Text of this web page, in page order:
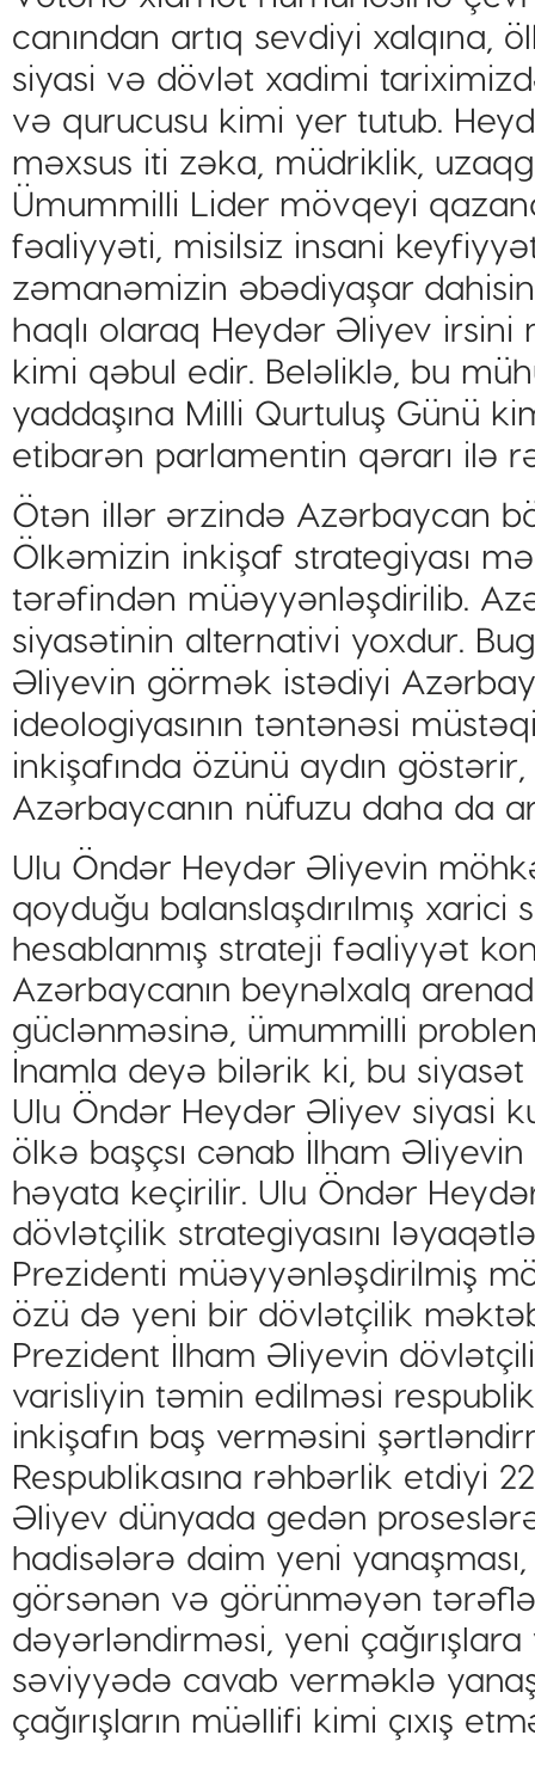
canından artıq sevdiyi xalqına,
siyasi və dövlət xadimi
və qurucusu kimi yer tutub.
məxsus iti zəka, müdriklik,
Ümummilli Lider mövqeyi
fəaliyyəti, misilsiz insani
zəmanəmizin əbədiyaşar
haqlı olaraq Heydər Əliyev irsini
kimi qəbul edir. Beləliklə, bu
yaddaşına Milli Qurtuluş Günü
etibarən parlamentin qərarı ilə
Ötən illər ərzində Azərbaycan
Ölkəmizin inkişaf strategiyası
tərəfindən müəyyənləşdirilib.
siyasətinin alternativi yoxdur.
Əliyevin görmək istədiyi
ideologiyasının təntənəsi
inkişafında özünü aydın
Azərbaycanın nüfuzu daha da
Ulu Öndər Heydər Əliyevin
qoyduğu balanslaşdırılmış
hesablanmış strateji fəaliyyət
Azərbaycanın beynəlxalq
güclənməsinə, ümummilli
İnamla deyə bilərik ki, bu
Ulu Öndər Heydər Əliyev siyasi
ölkə başçsı cənab İlham
həyata keçirilir. Ulu Öndər
dövlətçilik strategiyasını
Prezidenti müəyyənləşdirilmiş
özü də yeni bir dövlətçilik
Prezident İlham Əliyevin
varisliyin təmin edilməsi
inkişafın baş verməsini
Respublikasına rəhbərlik etdiyi
Əliyev dünyada gedən
hadisələrə daim yeni
görsənən və görünməyən
dəyərləndirməsi, yeni
səviyyədə cavab verməklə
çağırışların müəllifi kimi çıxış